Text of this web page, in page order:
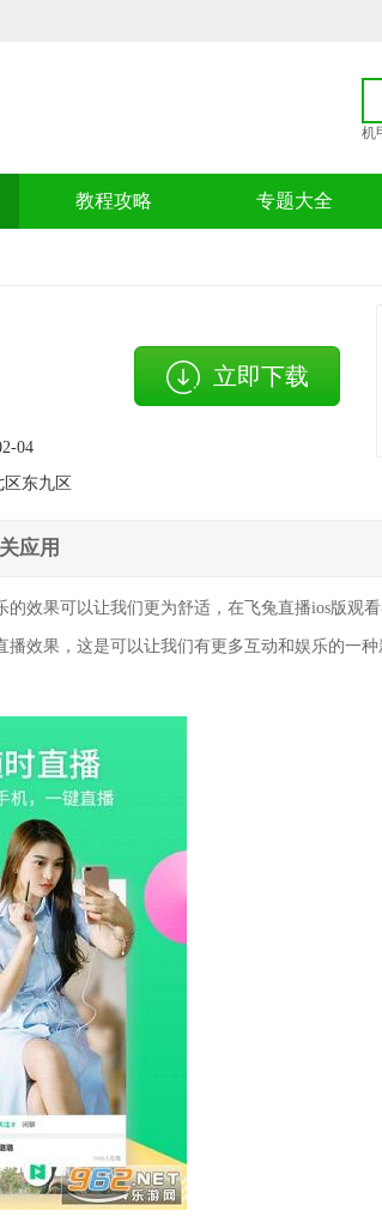
机
教程攻略 专题大全
04
区东九区
立即下载
应用
效果可以让我们更为舒适，在飞兔直播ios版观
效果，这是可以让我们有更多互动和娱乐的一